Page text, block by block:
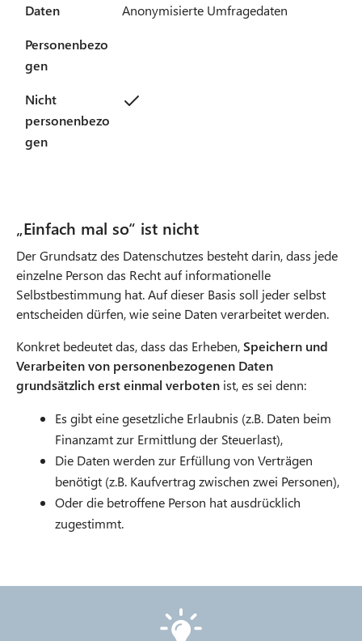
Daten
Anonymisierte Umfragedaten
Personenbezo
gen
Nicht
personenbezo
gen
​​​​​​​„Einfach mal so“ ist nicht
Der Grundsatz des Datenschutzes besteht darin, dass jede
einzelne Person das Recht auf informationelle
Selbstbestimmung hat. Auf dieser Basis soll jeder selbst
entscheiden dürfen, wie seine Daten verarbeitet werden.
Konkret bedeutet das, dass das Erheben,Speichern und
Verarbeiten von personenbezogenen Daten
grundsätzlich erst einmal verboten ist, es sei denn:
Es gibt eine gesetzliche Erlaubnis (z.B. Daten beim
Finanzamt zur Ermittlung der Steuerlast),
Die Daten werden zur Erfüllung von Verträgen
benötigt (z.B. Kaufvertrag zwischen zwei Personen),
Oder die betroffene Person hat ausdrücklich
zugestimmt.